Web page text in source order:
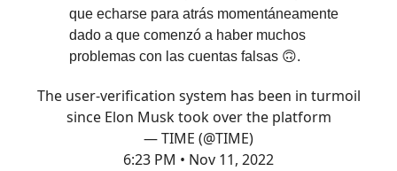
que echarse para atrás momentáneamente
dado a que comenzó a haber muchos
problemas con las cuentas falsas 🙃.
The user-verification system has been in turmoil
since Elon Musk took over the platform
— TIME (@TIME)
6:23 PM • Nov 11, 2022